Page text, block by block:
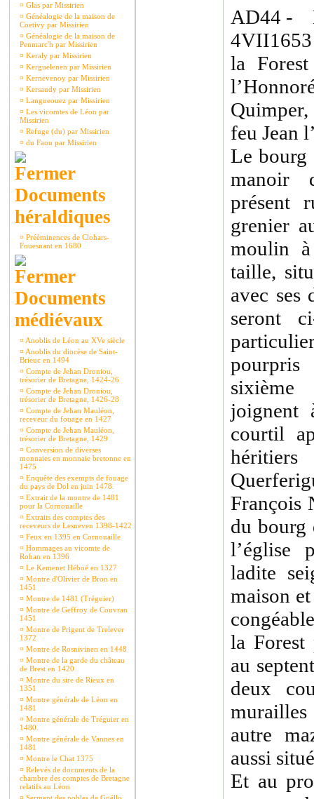
¤ Glas par Missirien
¤ Généalogie de la maison de
Coetivy par Missirien
¤ Généalogie de la maison de
Penmarc'h par Missirien
¤ Keraly par Missirien
¤ Kerguelenen par Missirien
¤ Kernevenoy par Missirien
¤ Kersaudy par Missirien
¤ Langueouez par Missirien
¤ Les vicomtes de Léon par
Missirien
¤ Refuge (du) par Missirien
¤ du Faou par Missirien
Documents
héraldiques
¤ Prééminences de Clohars-
Fouesnant en 1680
Documents
médiévaux
¤ Anoblis de Léon au XVe siècle
¤ Anoblis du diocèse de Saint-
Brieuc en 1494
¤ Compte de Jehan Droniou,
trésorier de Bretagne, 1424-26
¤ Compte de Jehan Droniou,
trésorier de Bretagne, 1426-28
¤ Compte de Jehan Mauléon,
receveur du fouage en 1427
¤ Compte de Jehan Mauléon,
trésorier de Bretagne, 1429
¤ Conversion de diverses
monnaies en monnaie bretonne en
1475
¤ Enquête des exempts de fouage
du pays de Dol en juin 1478.
¤ Extrait de la montre de 1481
pour la Cornouaille
¤ Extraits des comptes des
receveurs de Lesneven 1398-1422
¤ Feux en 1395 en Cornouaille
¤ Hommages au vicomte de
Rohan en 1396
¤ Le Kemenet Héboé en 1327
¤ Montre d'Olivier de Bron en
1451
¤ Montre de 1481 (Tréguier)
¤ Montre de Geffroy de Couvran
1451
¤ Montre de Prigent de Trelever
1372
¤ Montre de Rosnivinen en 1448
¤ Montre de la garde du château
de Brest en 1420
¤ Montre du sire de Rieux en
1351
¤ Montre générale de Léon en
1481
¤ Montre générale de Tréguier en
1480.
¤ Montre générale de Vannes en
1481
¤ Montre le Chat 1375
¤ Relevés de documents de la
chambre des comptes de Bretagne
relatifs au Léon
AD44 -
4VII1653
la
feu Jean
Le bourg
manoir
présent
grenier
moulin
taille,
avec ses
seront
pourpris
joignent
courtil
François
du bourg
l’église
ladite
maison
la Forest
au
deux
autre
aussi
Et au